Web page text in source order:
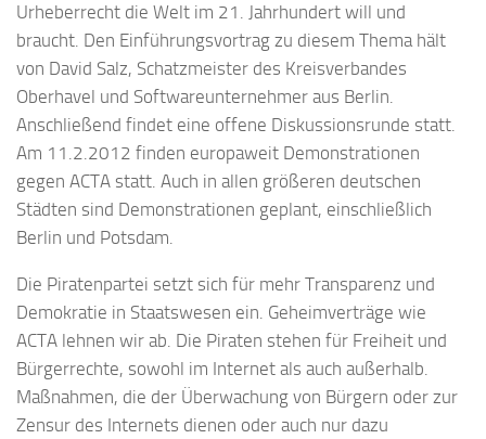
Urheberrecht die Welt im 21. Jahrhundert will und
braucht. Den Einführungsvortrag zu diesem Thema hält
von David Salz, Schatzmeister des Kreisverbandes
Oberhavel und Softwareunternehmer aus Berlin.
Anschließend findet eine offene Diskussionsrunde statt.
Am 11.2.2012 finden europaweit Demonstrationen
gegen ACTA statt. Auch in allen größeren deutschen
Städten sind Demonstrationen geplant, einschließlich
Berlin und Potsdam.
Die Piratenpartei setzt sich für mehr Transparenz und
Demokratie in Staatswesen ein. Geheimverträge wie
ACTA lehnen wir ab. Die Piraten stehen für Freiheit und
Bürgerrechte, sowohl im Internet als auch außerhalb.
Maßnahmen, die der Überwachung von Bürgern oder zur
Zensur des Internets dienen oder auch nur dazu